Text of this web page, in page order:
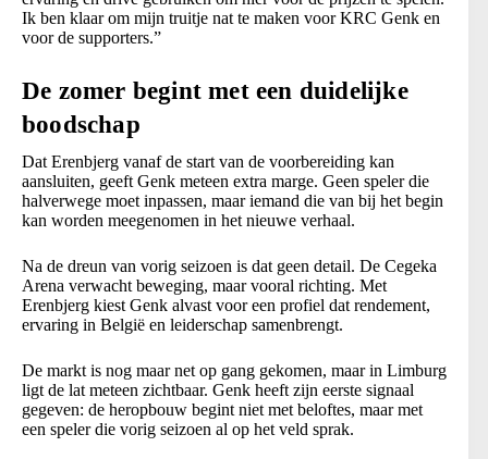
Ik ben klaar om mijn truitje nat te maken voor KRC Genk en
voor de supporters.”
De zomer begint met een duidelijke
boodschap
Dat Erenbjerg vanaf de start van de voorbereiding kan
aansluiten, geeft Genk meteen extra marge. Geen speler die
halverwege moet inpassen, maar iemand die van bij het begin
kan worden meegenomen in het nieuwe verhaal.
Na de dreun van vorig seizoen is dat geen detail. De Cegeka
Arena verwacht beweging, maar vooral richting. Met
Erenbjerg kiest Genk alvast voor een profiel dat rendement,
ervaring in België en leiderschap samenbrengt.
De markt is nog maar net op gang gekomen, maar in Limburg
ligt de lat meteen zichtbaar. Genk heeft zijn eerste signaal
gegeven: de heropbouw begint niet met beloftes, maar met
een speler die vorig seizoen al op het veld sprak.